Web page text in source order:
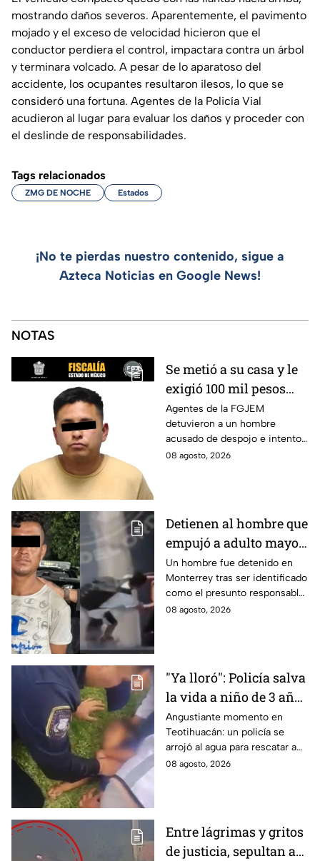
mostrando daños severos. Aparentemente, el pavimento
mojado y el exceso de velocidad hicieron que el
conductor perdiera el control, impactara contra un árbol
y terminara volcado. A pesar de lo aparatoso del
accidente, los ocupantes resultaron ilesos, lo que se
consideró una fortuna. Agentes de la Policía Vial
acudieron al lugar para evaluar los daños y proceder con
el deslinde de responsabilidades.
Tags relacionados
ZMG DE NOCHE Estados
¡No te pierdas nuestro contenido, sigue a
Azteca Noticias en Google News!
NOTAS
Se metió a su casa y le
exigió 100 mil pesos
para devolvérsela; cae
otro por despojo en
Edomex
Agentes de la FGJEM
detuvieron a un hombre
acusado de despojo e intento
de extorsión en el Edomex.
08 agosto, 2026
Detienen al hombre que
empujó a adulto mayor
contra tráiler; provocó
su muerte en
Monterrey
Un hombre fue detenido en
Monterrey tras ser identificado
como el presunto responsable
de la muerte de un adulto
08 agosto, 2026
"Ya lloró": Policía salva
la vida a niño de 3 años
que cayó a un lago en
Teotihuacán; aplicó
RCP (VIDEO)
Angustiante momento en
Teotihuacán: un policía se
arrojó al agua para rescatar a
un pequeño que no respiraba y
08 agosto, 2026
Entre lágrimas y gritos
de justicia, sepultan a